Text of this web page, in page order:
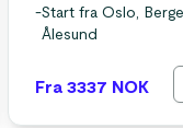
-Start fra Oslo,
Ålesund
Fra 3337 NOK